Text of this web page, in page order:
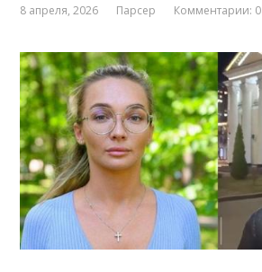
8 апреля, 2026 Парсер Комментарии: 0